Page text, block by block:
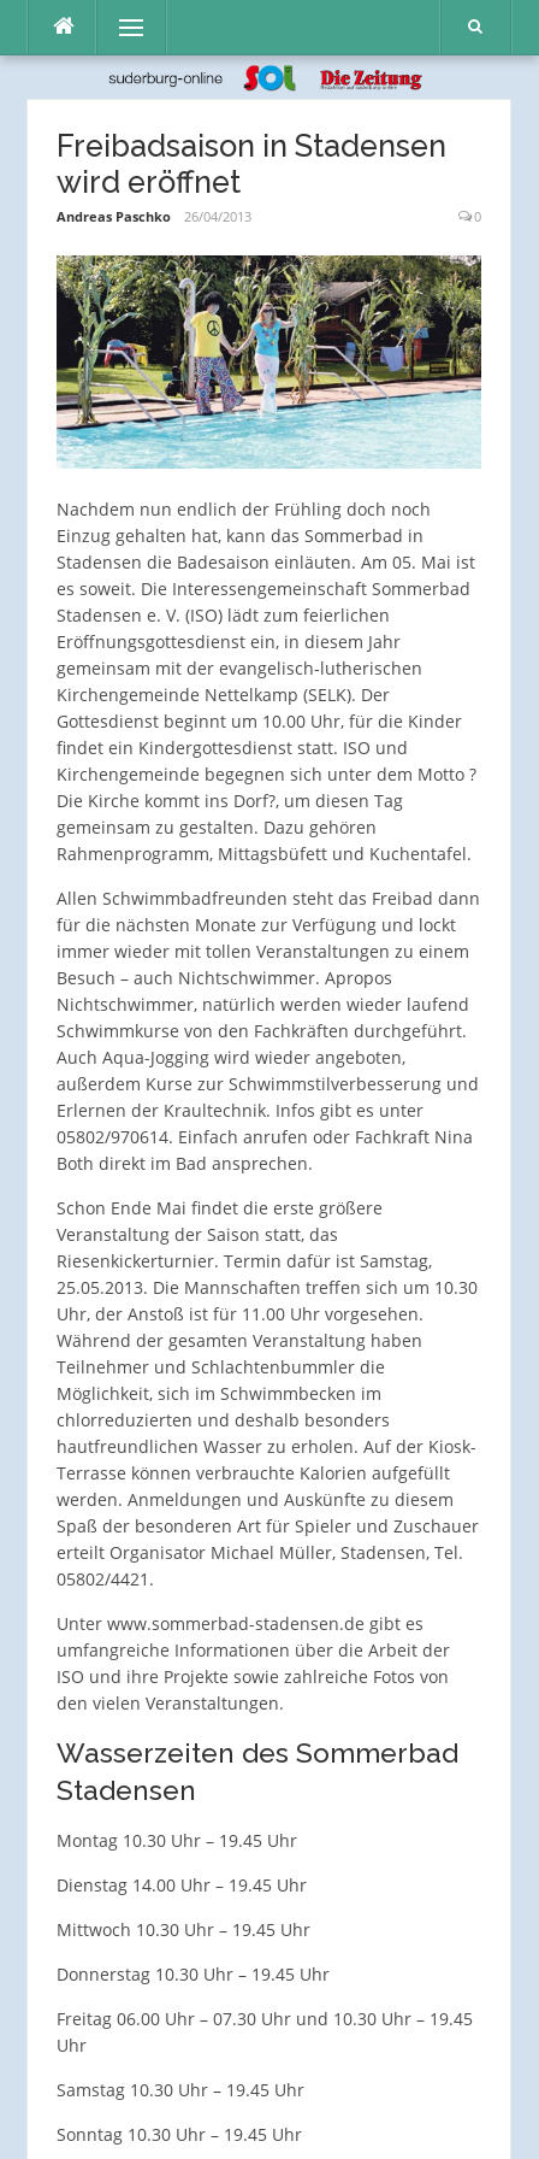
Inhalt
Menü
Freibadsaison in Stadensen
wird eröffnet
Andreas Paschko 26/04/2013 0
Nachdem nun endlich der Frühling doch noch
Einzug gehalten hat, kann das Sommerbad in
Stadensen die Badesaison einläuten. Am 05. Mai ist
es soweit. Die Interessengemeinschaft Sommerbad
Stadensen e. V. (ISO) lädt zum feierlichen
Eröffnungsgottesdienst ein, in diesem Jahr
gemeinsam mit der evangelisch-lutherischen
Kirchengemeinde Nettelkamp (SELK). Der
Gottesdienst beginnt um 10.00 Uhr, für die Kinder
findet ein Kindergottesdienst statt. ISO und
Kirchengemeinde begegnen sich unter dem Motto ?
Die Kirche kommt ins Dorf?, um diesen Tag
gemeinsam zu gestalten. Dazu gehören
Rahmenprogramm, Mittagsbüfett und Kuchentafel.
Allen Schwimmbadfreunden steht das Freibad dann
für die nächsten Monate zur Verfügung und lockt
immer wieder mit tollen Veranstaltungen zu einem
Besuch – auch Nichtschwimmer. Apropos
Nichtschwimmer, natürlich werden wieder laufend
Schwimmkurse von den Fachkräften durchgeführt.
Auch Aqua-Jogging wird wieder angeboten,
außerdem Kurse zur Schwimmstilverbesserung und
Erlernen der Kraultechnik. Infos gibt es unter
05802/970614. Einfach anrufen oder Fachkraft Nina
Both direkt im Bad ansprechen.
Schon Ende Mai findet die erste größere
Veranstaltung der Saison statt, das
Riesenkickerturnier. Termin dafür ist Samstag,
25.05.2013. Die Mannschaften treffen sich um 10.30
Uhr, der Anstoß ist für 11.00 Uhr vorgesehen.
Während der gesamten Veranstaltung haben
Teilnehmer und Schlachtenbummler die
Möglichkeit, sich im Schwimmbecken im
chlorreduzierten und deshalb besonders
hautfreundlichen Wasser zu erholen. Auf der Kiosk-
Terrasse können verbrauchte Kalorien aufgefüllt
werden. Anmeldungen und Auskünfte zu diesem
Spaß der besonderen Art für Spieler und Zuschauer
erteilt Organisator Michael Müller, Stadensen, Tel.
05802/4421.
Unter www.sommerbad-stadensen.de gibt es
umfangreiche Informationen über die Arbeit der
ISO und ihre Projekte sowie zahlreiche Fotos von
den vielen Veranstaltungen.
Wasserzeiten des Sommerbad
Stadensen
Montag 10.30 Uhr – 19.45 Uhr
Dienstag 14.00 Uhr – 19.45 Uhr
Mittwoch 10.30 Uhr – 19.45 Uhr
Donnerstag 10.30 Uhr – 19.45 Uhr
Freitag 06.00 Uhr – 07.30 Uhr und 10.30 Uhr – 19.45
Uhr
Samstag 10.30 Uhr – 19.45 Uhr
Sonntag 10.30 Uhr – 19.45 Uhr